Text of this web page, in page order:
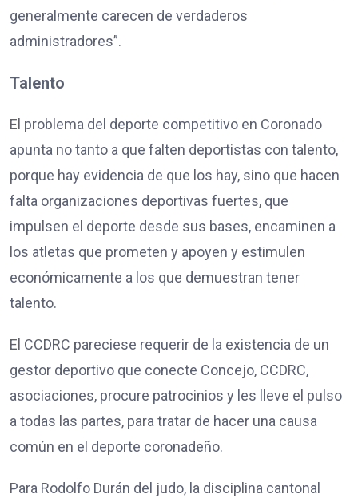
generalmente carecen de verdaderos
administradores”.
Talento
El problema del deporte competitivo en Coronado
apunta no tanto a que falten deportistas con talento,
porque hay evidencia de que los hay, sino que hacen
falta organizaciones deportivas fuertes, que
impulsen el deporte desde sus bases, encaminen a
los atletas que prometen y apoyen y estimulen
económicamente a los que demuestran tener
talento.
El CCDRC pareciese requerir de la existencia de un
gestor deportivo que conecte Concejo, CCDRC,
asociaciones, procure patrocinios y les lleve el pulso
a todas las partes, para tratar de hacer una causa
común en el deporte coronadeño.
Para Rodolfo Durán del judo, la disciplina cantonal